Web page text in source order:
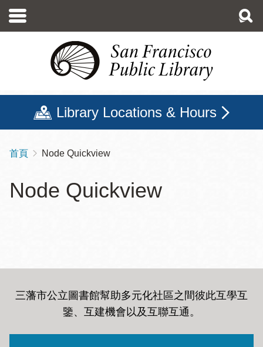
至
Library Locations & Hours
導
連
首頁 Node Quickview
Node Quickview
三藩市公立圖書館幫助多元化社區之間彼此互學互
鑒、互建機會以及互聯互通。